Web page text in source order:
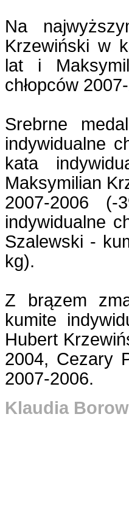
Na
Krzewiński w
lat i
chłopców
Srebrne
indywidualne
kata
Maksymilian
2007-2006
indywidualne
Szalewski -
kg).
Z brązem
kumite
Hubert
2004, Cezary
2007-2006.
Klaudia